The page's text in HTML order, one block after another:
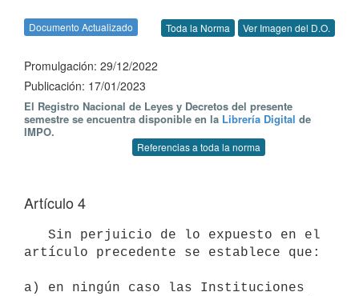
Documento Actualizado Toda la Norma Ver Imagen del D.O.
Promulgación: 29/12/2022
Publicación: 17/01/2023
El Registro Nacional de Leyes y Decretos del presente
semestre se encuentra disponible en la Librería Digital de
IMPO.
Referencias a toda la norma
Artículo 4
artículo precedente se establece que:
a) en ningún caso las Instituciones